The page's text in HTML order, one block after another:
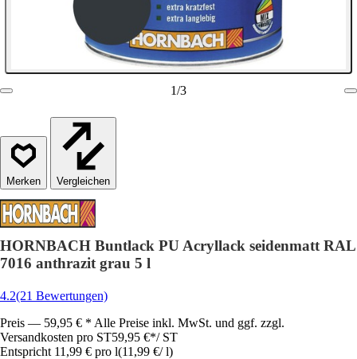
1/3
Vergleichen
HORNBACH Buntlack PU Acryllack seidenmatt RAL
7016 anthrazit grau 5 l
4.2(21 Bewertungen)
Preis — 59,95 € * Alle Preise inkl. MwSt. und ggf. zzgl.
Versandkosten pro ST59,95 €*/ ST
Entspricht 11,99 € pro l(11,99 €/ l)